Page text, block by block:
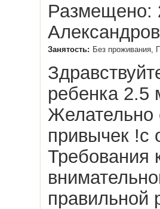
Размещено:
Занятость: Без проживания,
ребенка 2.5
Желательно
привычек !с
Требования
правильной